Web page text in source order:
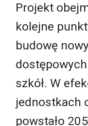
Projekt
kolejne
budowę
szkół. W
jednostkach
powstało